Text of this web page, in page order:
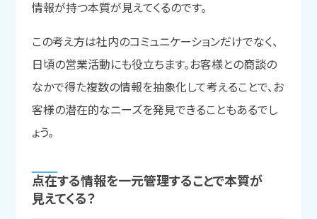
情報が持つ本質が見えてくるのです。
この考え方は社内のコミュニケーションだけでなく、
日頃の営業活動にも役立ちます。お客様との商談の
なかで得た複数の情報を抽象化して考えることで、お
客様の潜在的なニーズを発見できることもあるでし
ょう。
点在する情報を一元管理することで本質が
見えてくる？